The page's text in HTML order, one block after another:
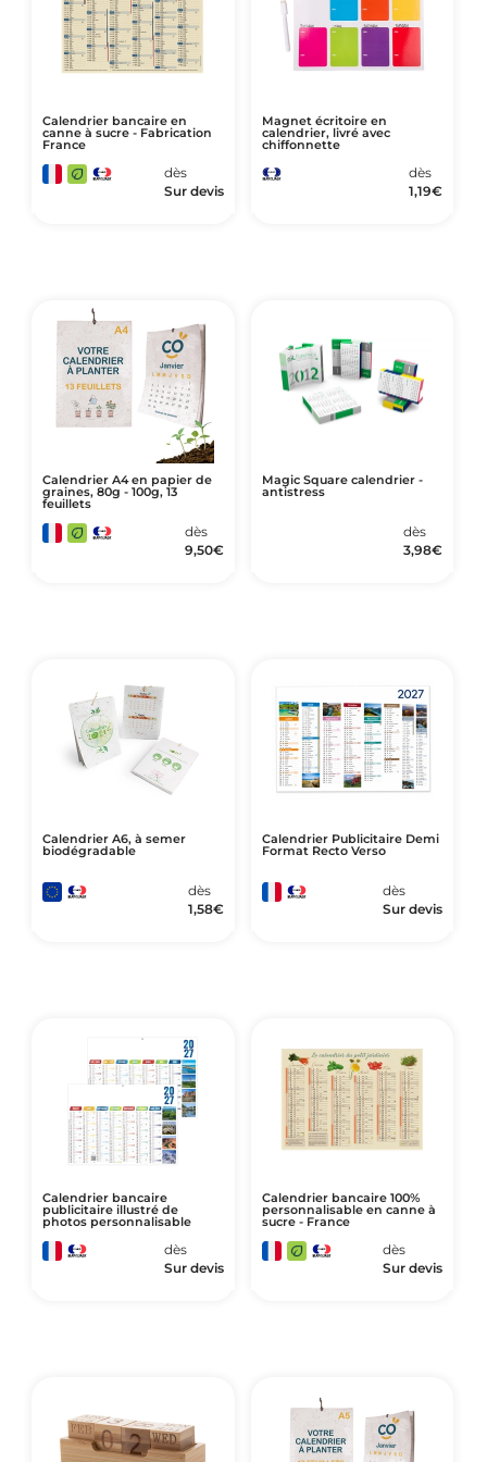
Calendrier bancaire en
canne à sucre - Fabrication
France
dès
Sur devis
Magnet écritoire en
calendrier, livré avec
chiffonnette
dès
1,19€
Calendrier A4 en papier de
graines, 80g - 100g, 13
feuillets
dès
9,50€
Magic Square calendrier -
antistress
dès
3,98€
Calendrier A6, à semer
biodégradable
dès
1,58€
Calendrier Publicitaire Demi
Format Recto Verso
dès
Sur devis
Calendrier bancaire
publicitaire illustré de
photos personnalisable
dès
Sur devis
Calendrier bancaire 100%
personnalisable en canne à
sucre - France
dès
Sur devis